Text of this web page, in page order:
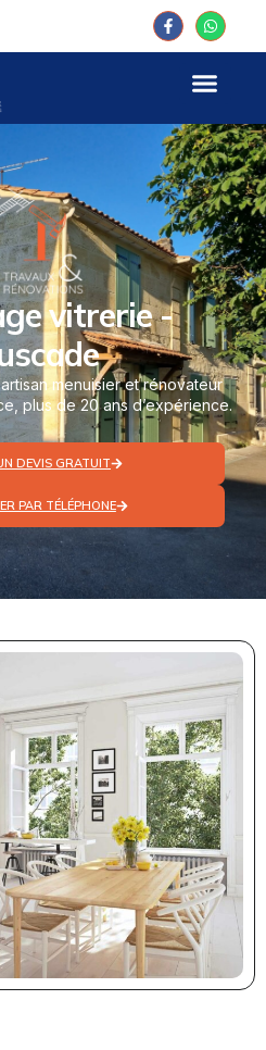
vitrerie -
menuisier et rénovateur
plus de 20 ans d’expérience.
DEVIS GRATUIT
PAR TÉLÉPHONE